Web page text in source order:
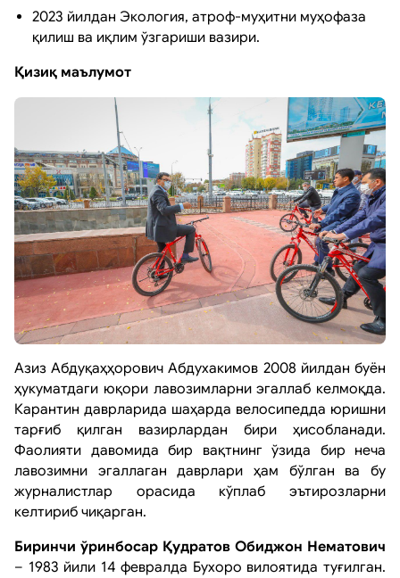
2023 йилдан Экология, атроф-муҳитни муҳофаза
қилиш ва иқлим ўзгариши вазири.
Қизиқ маълумот
Aзиз Aбдуқаҳҳорович Aбдухакимов 2008 йилдан буён
ҳукуматдаги юқори лавозимларни эгаллаб келмоқда.
Карантин даврларида шаҳарда велосипедда юришни
тарғиб қилган вазирлардан бири ҳисобланади.
Фаолияти давомида бир вақтнинг ўзида бир неча
лавозимни эгаллаган даврлари ҳам бўлган ва бу
журналистлар орасида кўплаб эътирозларни
келтириб чиқарган.
Биринчи ўринбосар Қудратов Обиджон Нематович
– 1983 йили 14 февралда Бухоро вилоятида туғилган.